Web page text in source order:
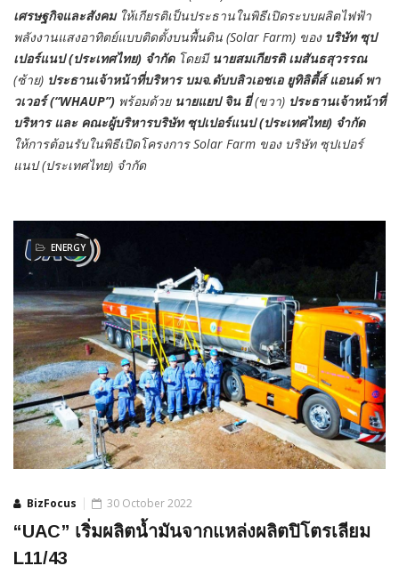
เศรษฐกิจและสังคมให้เกียรติเป็นประธานในพิธีเปิดระบบผลิตไฟฟ้า
พลังงานแสงอาทิตย์แบบติดตั้งบนพื้นดิน (Solar Farm) ของบริษัท ซุป
เปอร์แนป (ประเทศไทย) จำกัดโดยมี นายสมเกียรติ เมสันธสุวรรณ
(ซ้าย) ประธานเจ้าหน้าที่บริหาร บมจ.ดับบลิวเอชเอ ยูทิลิตี้ส์ แอนด์ พา
วเวอร์ (“WHAUP”) พร้อมด้วย นายแยป จิน ยี่(ขวา) ประธานเจ้าหน้าที่
บริหาร และ คณะผู้บริหารบริษัท ซุปเปอร์แนป (ประเทศไทย) จำกัด
ให้การต้อนรับในพิธีเปิดโครงการ Solar Farm ของ บริษัท ซุปเปอร์
แนป (ประเทศไทย) จำกัด
BizFocus
ENERGY
30 October 2022
“UAC” เริ่มผลิตน้ำมันจากแหล่งผลิตปิโตรเลียม
L11/43